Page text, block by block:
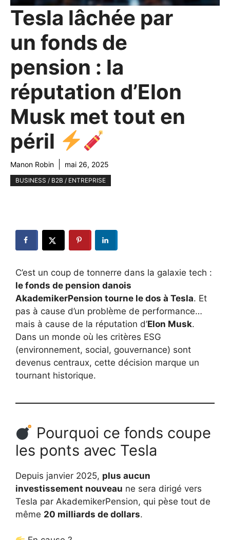
Tesla lâchée par
un fonds de
pension : la
réputation d’Elon
Musk met tout en
péril
Manon Robin mai 26, 2025
BUSINESS / B2B / ENTREPRISE
C’est un coup de tonnerre dans la galaxie tech :
le fonds de pension danois
AkademikerPension tourne le dos à Tesla. Et
pas à cause d’un problème de performance…
mais à cause de la réputation d’Elon Musk.
Dans un monde où les critères ESG
(environnement, social, gouvernance) sont
devenus centraux, cette décision marque un
tournant historique.
Pourquoi ce fonds coupe
les ponts avec Tesla
Depuis janvier 2025, plus aucun
investissement nouveau ne sera dirigé vers
Tesla par AkademikerPension, qui pèse tout de
même 20 milliards de dollars.